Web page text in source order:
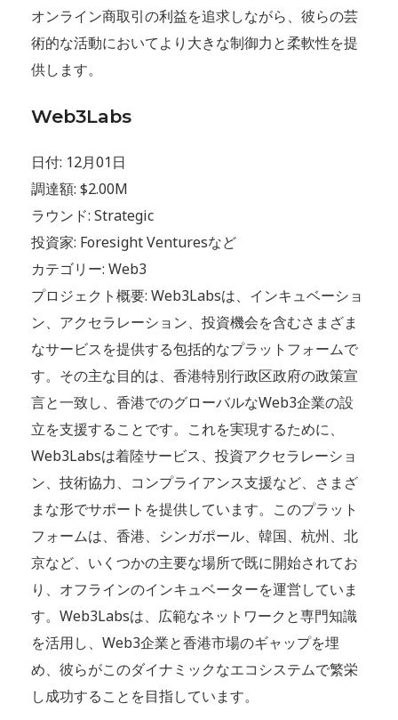
オンライン商取引の利益を追求しながら、彼らの芸
術的な活動においてより大きな制御力と柔軟性を提
供します。
Web3Labs
日付: 12月01日
調達額: $2.00M
ラウンド: Strategic
投資家: Foresight Venturesなど
カテゴリー: Web3
プロジェクト概要: Web3Labsは、インキュベーショ
ン、アクセラレーション、投資機会を含むさまざま
なサービスを提供する包括的なプラットフォームで
す。その主な目的は、香港特別行政区政府の政策宣
言と一致し、香港でのグローバルなWeb3企業の設
立を支援することです。これを実現するために、
Web3Labsは着陸サービス、投資アクセラレーショ
ン、技術協力、コンプライアンス支援など、さまざ
まな形でサポートを提供しています。このプラット
フォームは、香港、シンガポール、韓国、杭州、北
京など、いくつかの主要な場所で既に開始されてお
り、オフラインのインキュベーターを運営していま
す。Web3Labsは、広範なネットワークと専門知識
を活用し、Web3企業と香港市場のギャップを埋
め、彼らがこのダイナミックなエコシステムで繁栄
し成功することを目指しています。